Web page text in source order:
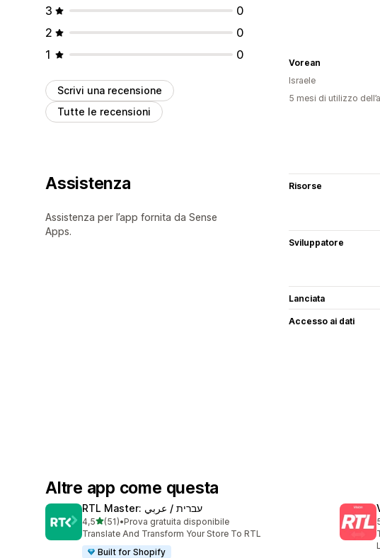
3
0
2
0
1
0
Scrivi una recensione
Tutte le recensioni
Vorean
Israele
5 mesi di utilizzo
Assistenza
Assistenza per l’app fornita da Sense
Apps.
Risorse
Sviluppatore
Lanciata
Accesso ai dati
Altre app come questa
RTL Master: עברית / عربي
4,5stelle su 5
(51)
51 recensioni totali
•Prova gratuita disponibile
Translate And Transform Your Store To RTL
Built for Shopify